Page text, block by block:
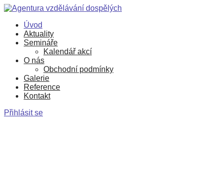
Úvod
Aktuality
Semináře
Kalendář akcí
O nás
Obchodní podmínky
Galerie
Reference
Kontakt
Přihlásit se